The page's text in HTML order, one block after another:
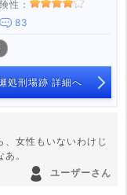
性：
83
処刑場跡 詳細へ
女性もいないわけじ
。
ユーザーさん